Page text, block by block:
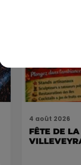
4 août 2026
FÊTE DE